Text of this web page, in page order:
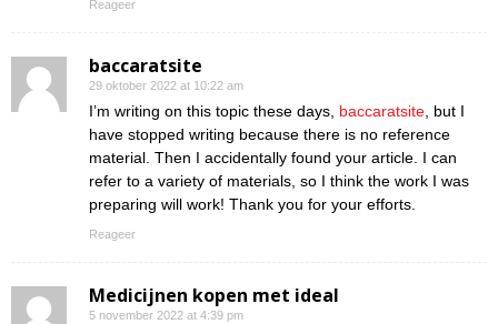
Reageer
baccaratsite
29 oktober 2022 at 10:22 am
I’m writing on this topic these days, baccaratsite, but I
have stopped writing because there is no reference
material. Then I accidentally found your article. I can
refer to a variety of materials, so I think the work I was
preparing will work! Thank you for your efforts.
Reageer
Medicijnen kopen met ideal
5 november 2022 at 4:39 pm